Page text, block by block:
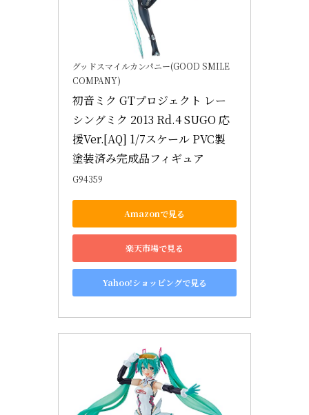
グッドスマイルカンパニー(GOOD SMILE
COMPANY)
初音ミク GTプロジェクト レー
シングミク 2013 Rd.4 SUGO 応
援Ver.[AQ] 1/7スケール PVC製
塗装済み完成品フィギュア
G94359
Amazonで見る
楽天市場で見る
Yahoo!ショッピングで見る